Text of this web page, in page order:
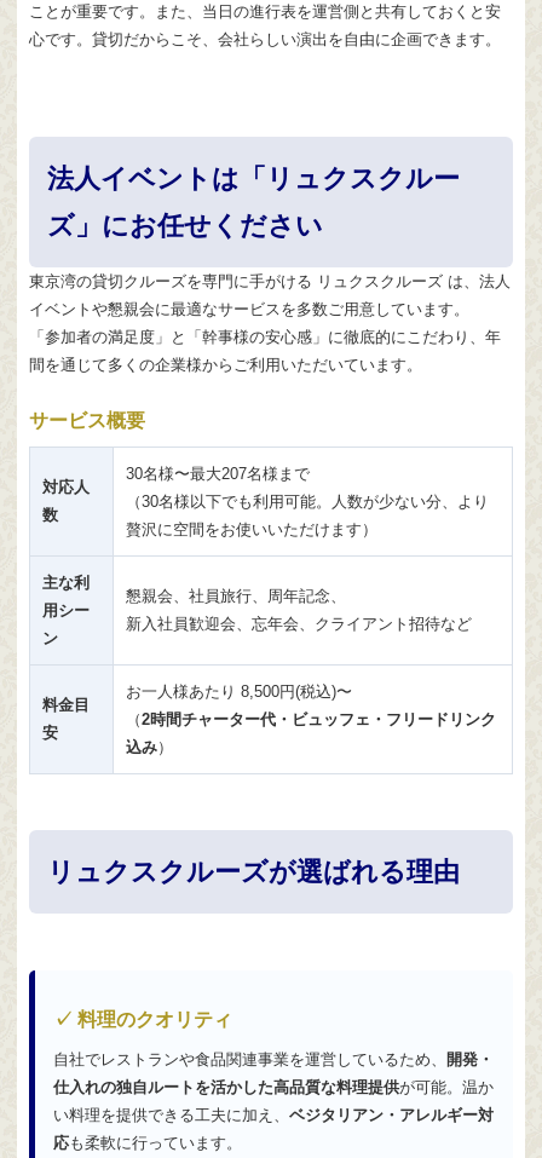
ことが重要です。また、当日の進行表を運営側と共有しておくと安
心です。貸切だからこそ、会社らしい演出を自由に企画できます。
法人イベントは「リュクスクルー
ズ」にお任せください
東京湾の貸切クルーズを専門に手がける リュクスクルーズ は、法人
イベントや懇親会に最適なサービスを多数ご用意しています。
「参加者の満足度」と「幹事様の安心感」に徹底的にこだわり、年
間を通じて多くの企業様からご利用いただいています。
サービス概要
対応人
数
30名様〜最大207名様まで
（30名様以下でも利用可能。人数が少ない分、より
贅沢に空間をお使いいただけます）
主な利
用シー
ン
懇親会、社員旅行、周年記念、
新入社員歓迎会、忘年会、クライアント招待など
料金目
安
お一人様あたり 8,500円(税込)〜
（2時間チャーター代・ビュッフェ・フリードリンク
込み）
リュクスクルーズが選ばれる理由
✓ 料理のクオリティ
自社でレストランや食品関連事業を運営しているため、 開発・
仕入れの独自ルートを活かした高品質な料理提供が可能。温か
い料理を提供できる工夫に加え、 ベジタリアン・アレルギー対
応も柔軟に行っています。